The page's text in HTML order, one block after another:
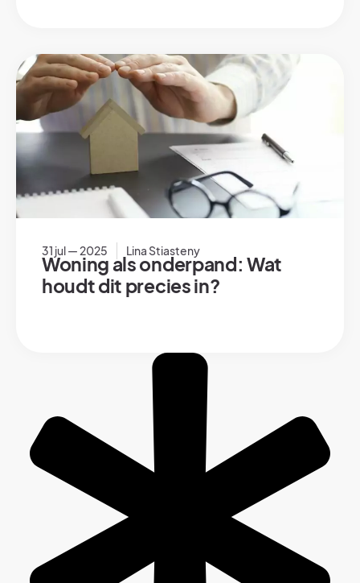
31 jul — 2025 Lina Stiasteny
Woning als onderpand: Wat
houdt dit precies in?